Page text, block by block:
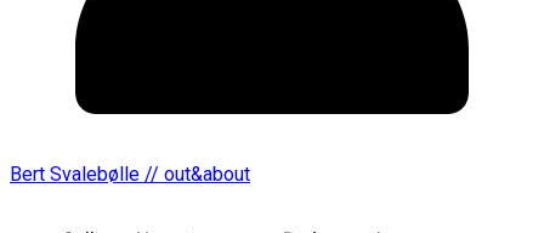
Bert Svalebølle // out&about